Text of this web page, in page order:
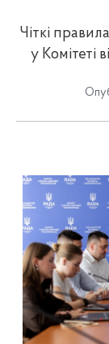
Чіткі
у Комітеті